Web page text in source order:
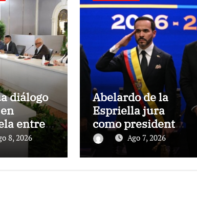
diálogo
entre
y la
8, 2026
Abelardo de la
Espriella jura
como presidente
de Colombia para
el periodo 2026-
Ago 7, 2026